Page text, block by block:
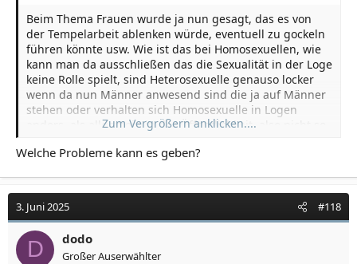
Beim Thema Frauen wurde ja nun gesagt, das es von
der Tempelarbeit ablenken würde, eventuell zu gockeln
führen könnte usw. Wie ist das bei Homosexuellen, wie
kann man da ausschließen das die Sexualität in der Loge
keine Rolle spielt, sind Heterosexuelle genauso locker
wenn da nun Männer anwesend sind die ja auf Männer
stehen oder verhalten sich Homosexuelle in Logen
anders, als allgemein in der Öffentlichkeit, also nicht so
Zum Vergrößern anklicken....
Welche Probleme kann es geben?
3. Juni 2025 #118
D dodo
Großer Auserwählter